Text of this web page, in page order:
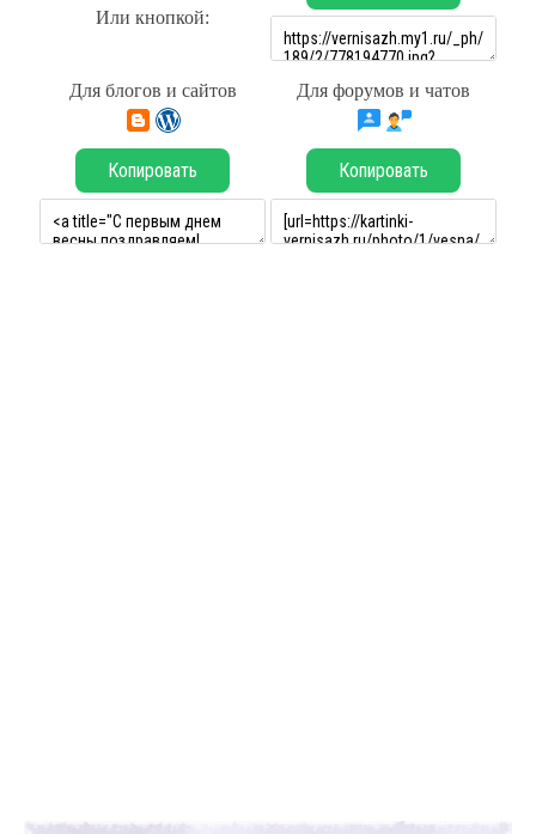
Или кнопкой:
Для блогов и сайтов Для форумов и чатов
Копировать Копировать